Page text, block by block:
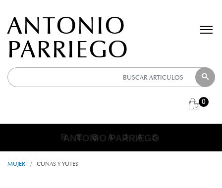
ANTONIO
PARRIEGO
0
R E B A J A S
ANTONIO PARRIEGO
MUJER / CUÑAS Y YUTES